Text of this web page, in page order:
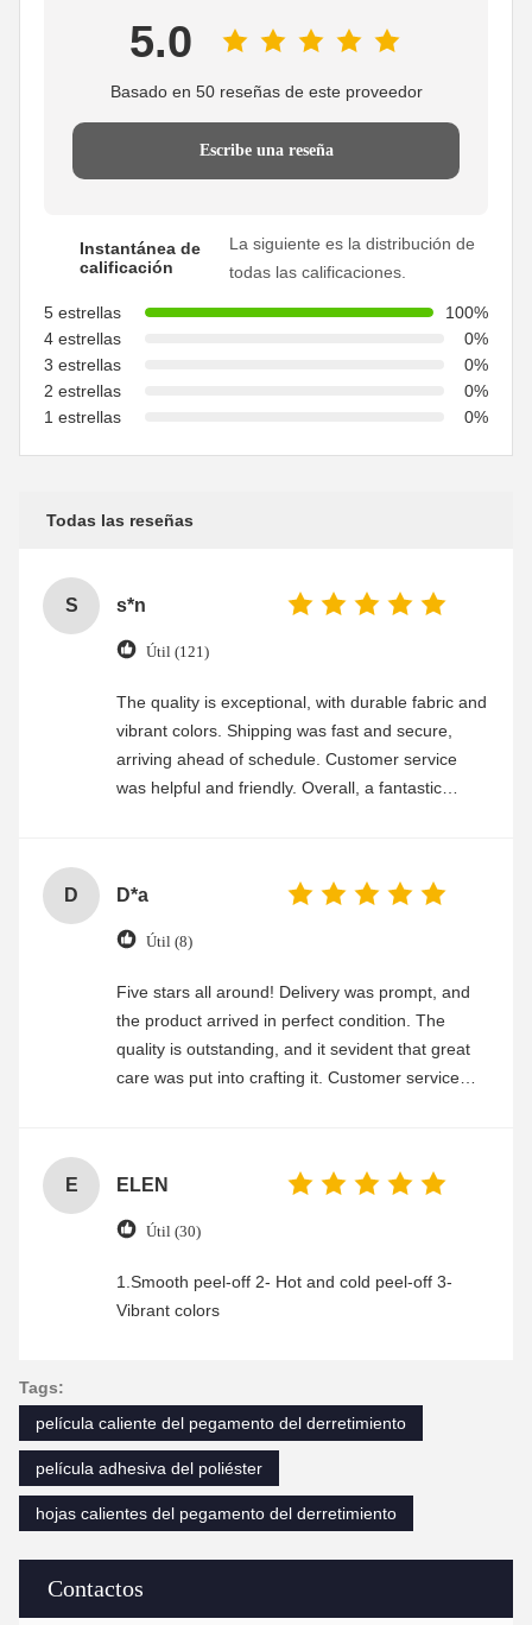
Contactos
5.0
Basado en 50 reseñas de este proveedor
Escribe una reseña
Instantánea de
calificación
La siguiente es la distribución de
todas las calificaciones.
5 estrellas
100%
4 estrellas
0%
3 estrellas
0%
2 estrellas
0%
1 estrellas
0%
Todas las reseñas
S s*n
Útil (121)
The quality is exceptional, with durable fabric and
vibrant colors. Shipping was fast and secure,
arriving ahead of schedule. Customer service
was helpful and friendly. Overall, a fantastic
D D*a
Útil (8)
Five stars all around! Delivery was prompt, and
the product arrived in perfect condition. The
quality is outstanding, and it sevident that great
care was put into crafting it. Customer service
E ELEN
Útil (30)
1.Smooth peel-off 2- Hot and cold peel-off 3-
Vibrant colors
Tags:
película caliente del pegamento del derretimiento
película adhesiva del poliéster
hojas calientes del pegamento del derretimiento